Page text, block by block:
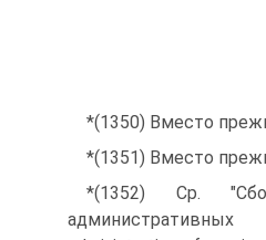
*(1350) Вместо
*(1351) Вместо
*(1352) Ср.